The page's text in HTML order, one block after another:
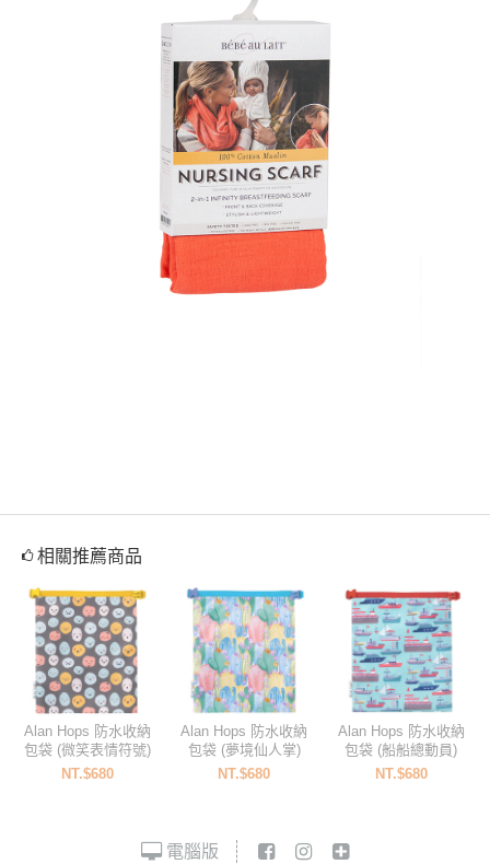
相關推薦商品
Alan Hops 防水收納
包袋 (微笑表情符號)
NT.$680
Alan Hops 防水收納
包袋 (夢境仙人掌)
NT.$680
Alan Hops 防水收納
包袋 (船船總動員)
NT.$680
電腦版